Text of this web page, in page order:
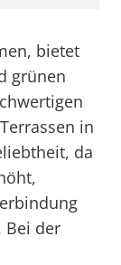
bietet
grünen
in
da
Bei der